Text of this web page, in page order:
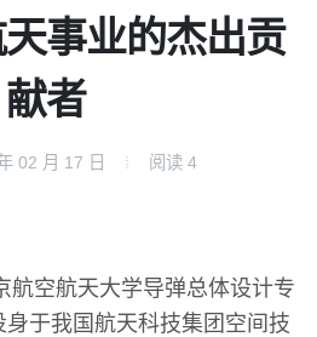
事业的杰出贡
献者
02 月 17 日 阅读 4
航空航天大学导弹总体设计专
于我国航天科技集团空间技